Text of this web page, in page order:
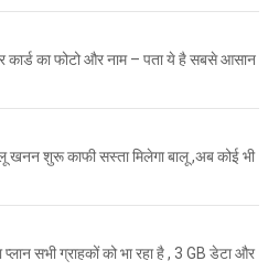
कार्ड का फोटो और नाम – पता ये है सबसे आसान
खनन शुरू काफी सस्ता मिलेगा बालू ,अब कोई भी
सभी ग्राहकों को भा रहा है , 3 GB डेटा और